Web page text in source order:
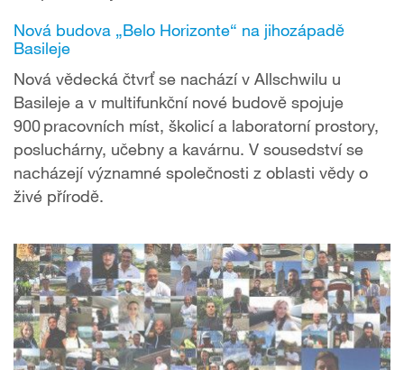
Nová budova „Belo Horizonte“ na jihozápadě
Basileje
Nová vědecká čtvrť se nachází v Allschwilu u
Basileje a v multifunkční nové budově spojuje
900 pracovních míst, školicí a laboratorní prostory,
posluchárny, učebny a kavárnu. V sousedství se
nacházejí významné společnosti z oblasti vědy o
živé přírodě.